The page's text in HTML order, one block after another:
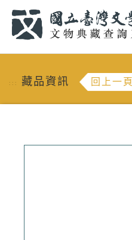
::: 藏品資訊 回上一頁